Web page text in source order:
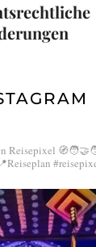
Reisepixel